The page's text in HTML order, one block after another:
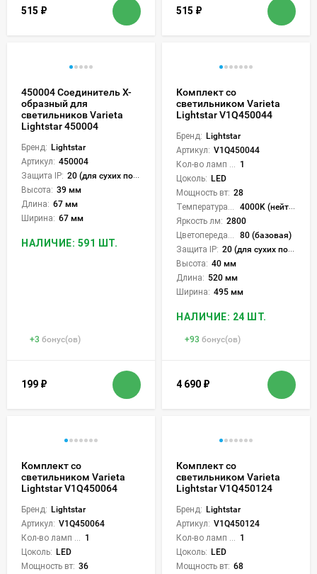
515 ₽ 515 ₽
450004 Соединитель X-
образный для
светильников Varieta
Lightstar 450004
Бренд: Lightstar
Артикул: 450004
Защита IP: 20 (для сухих пом.)
Высота: 39 мм
Длина: 67 мм
Ширина: 67 мм
НАЛИЧИЕ: 591 ШТ.
+3 бонус(ов)
199 ₽
Комплект со
светильником Varieta
Lightstar V1Q450044
Бренд: Lightstar
Артикул: V1Q450044
1
Цоколь: LED
Мощность вт: 28
4000K (нейтральный)
Яркость лм: 2800
80 (базовая)
Защита IP: 20 (для сухих пом.)
Высота: 40 мм
Длина: 520 мм
Ширина: 495 мм
НАЛИЧИЕ: 24 ШТ.
+93 бонус(ов)
4 690 ₽
Комплект со
светильником Varieta
Lightstar V1Q450064
Бренд: Lightstar
Артикул: V1Q450064
1
Цоколь: LED
Мощность вт: 36
Комплект со
светильником Varieta
Lightstar V1Q450124
Бренд: Lightstar
Артикул: V1Q450124
1
Цоколь: LED
Мощность вт: 68